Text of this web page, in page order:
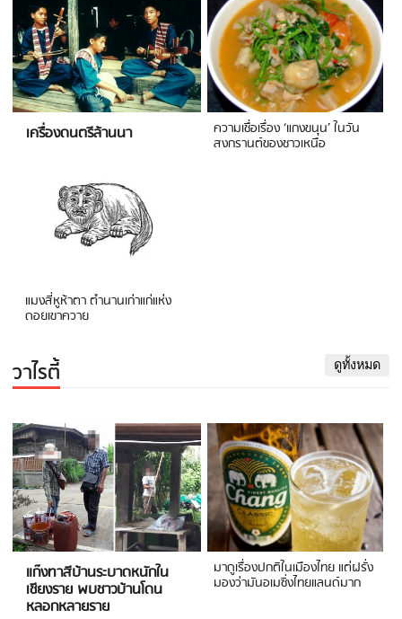
เครื่องดนตรีล้านนา ความเชื่อเรื่อง ‘แกงขนุน’ ในวัน
สงกรานต์ของชาวเหนือ
แมงสี่หูห้าตา ตำนานเก่าแก่แห่ง
ดอยเขาควาย
วาไรตี้ ดูทั้งหมด
แก๊งทาสีบ้านระบาดหนักใน
เชียงราย พบชาวบ้านโดน
หลอกหลายราย
มาดูเรื่องปกติในเมืองไทย แต่ฝรั่ง
มองว่ามันอเมซิ่งไทยแลนด์มาก